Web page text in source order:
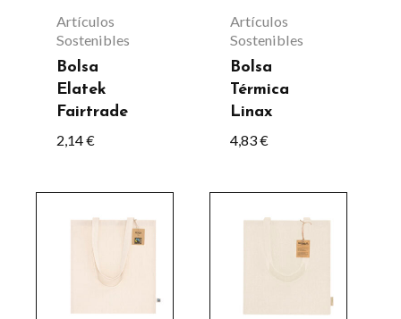
Artículos
Sostenibles
Bolsa
Elatek
Fairtrade
2,14€
Las
opciones
se
pueden
elegir
en
producto
Artículos
Sostenibles
Bolsa
Térmica
Linax
4,83€
tiene
múltiples